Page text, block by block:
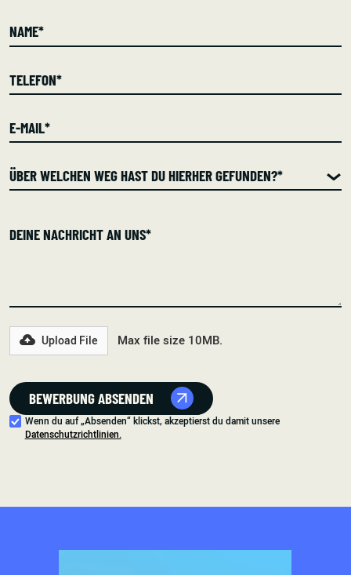
Upload File Max file size 10MB.
Wenn du auf „Absenden“ klickst, akzeptierst du damit unsere
Datenschutzrichtlinien.